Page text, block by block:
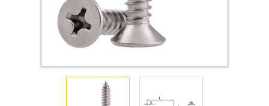
Крюки, кольца с шурупной резьбой
Оснастка и аксессуары для яхт